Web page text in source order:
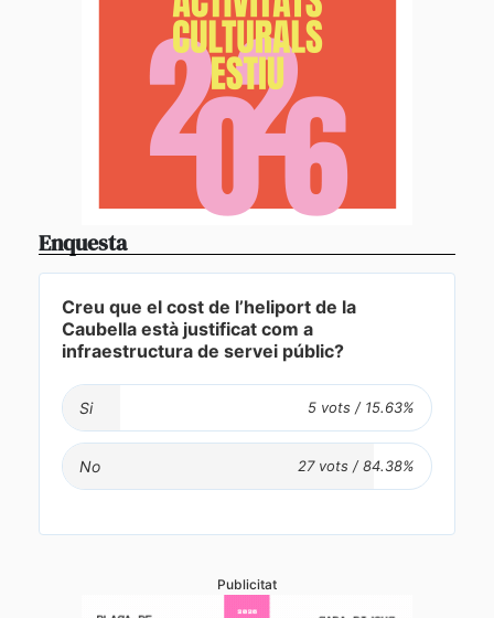
Enquesta
Creu que el cost de l’heliport de la
Caubella està justificat com a
infraestructura de servei públic?
Si
No
Publicitat